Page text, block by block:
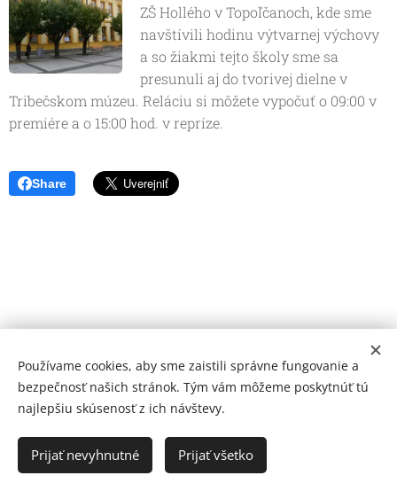
ZŠ Hollého v Topoľčanoch, kde sme
navštívili hodinu výtvarnej výchovy
a so žiakmi tejto školy sme sa
presunuli aj do tvorivej dielne v
Tribečskom múzeu. Reláciu si môžete vypočuť o 09:00 v
premiére a o 15:00 hod. v repríze.
Share
© 2026 Mediálna a kultúrna spoločnosť Topoľčany, s.r.o.
Ochrana osobných údajov
www.kulturato.sk
Cookies
Používame cookies, aby sme zaistili správne fungovanie a
bezpečnosť našich stránok. Tým vám môžeme poskytnúť tú
najlepšiu skúsenosť z ich návštevy.
Prijať nevyhnutné Prijať všetko